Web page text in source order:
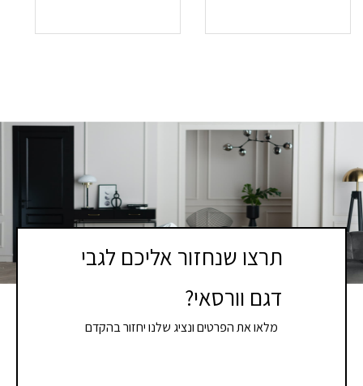
תרצו שנחזור אליכם לגבי
דגם וורסאי?
מלאו את הפרטים ונציג שלנו יחזור בהקדם